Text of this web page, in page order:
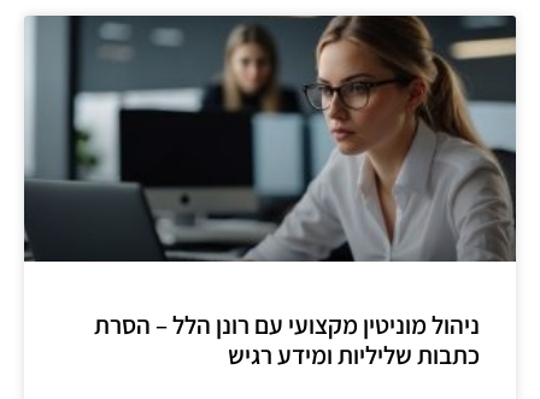
ניהול מוניטין מקצועי עם רונן הלל – הסרת
כתבות שליליות ומידע רגיש